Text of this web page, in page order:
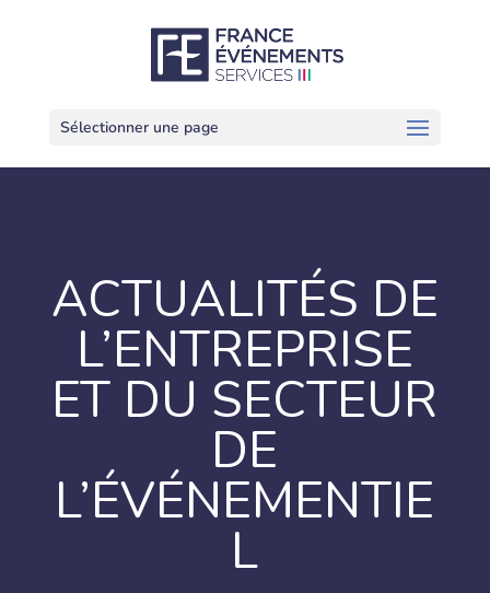
Sélectionner une page
ACTUALITÉS DE
L’ENTREPRISE
ET DU SECTEUR
DE
L’ÉVÉNEMENTIE
L